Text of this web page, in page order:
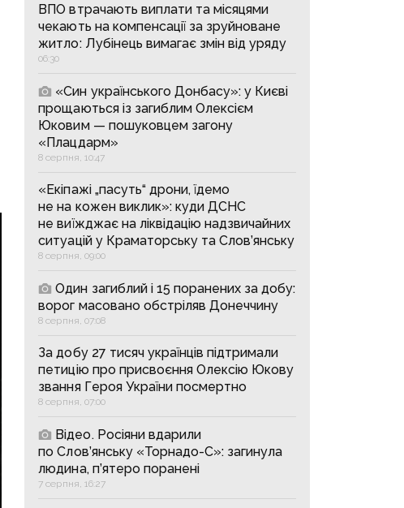
ВПО втрачають виплати та місяцями
чекають на компенсації за зруйноване
житло: Лубінець вимагає змін від уряду
06:30
«Син українського Донбасу»: у Києві
прощаються із загиблим Олексієм
Юковим — пошуковцем загону
«Плацдарм»
8 серпня, 10:47
«Екіпажі „пасуть“ дрони, їдемо
не на кожен виклик»: куди ДСНС
не виїжджає на ліквідацію надзвичайних
ситуацій у Краматорську та Слов’янську
8 серпня, 09:00
Один загиблий і 15 поранених за добу:
ворог масовано обстріляв Донеччину
8 серпня, 07:08
За добу 27 тисяч українців підтримали
петицію про присвоєння Олексію Юкову
звання Героя України посмертно
8 серпня, 07:00
Відео. Росіяни вдарили
по Слов’янську «Торнадо-С»: загинула
людина, п’ятеро поранені
7 серпня, 16:27